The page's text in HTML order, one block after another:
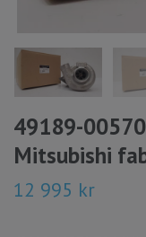
49189-
Mitsubishi
12 995 kr